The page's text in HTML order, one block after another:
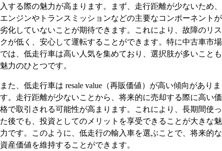
入する際の魅力が高まります。まず、走行距離が少ないため、
エンジンやトランスミッションなどの主要なコンポーネントが
劣化していないことが期待できます。これにより、故障のリス
クが低く、安心して運転することができます。特に中古車市場
では、低走行車は高い人気を集めており、選択肢が多いことも
魅力のひとつです。
また、低走行車は resale value（再販価値）が高い傾向がありま
す。走行距離が少ないことから、将来的に売却する際に高い価
格で取引される可能性が高まります。これにより、長期間使っ
た後でも、投資としてのメリットを享受できることが大きな魅
力です。このように、低走行の輸入車を選ぶことで、将来的な
資産価値を維持することができます。